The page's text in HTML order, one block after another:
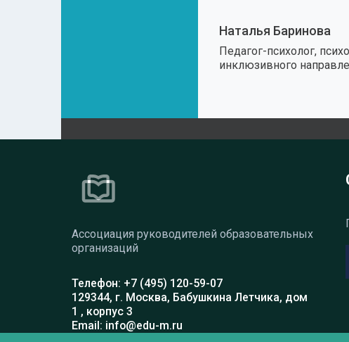
Наталья Баринова
Педагог-психолог,
инклюзивного
Ассоциация руководителей образовательных
организаций
Телефон: +7 (495) 120-59-07
129344, г. Москва, Бабушкина Летчика, дом
1 , корпус 3
Email: info@edu-m.ru